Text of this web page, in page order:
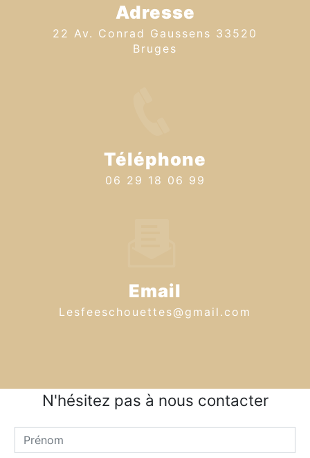
Adresse
22 Av. Conrad Gaussens 33520
Bruges
Téléphone
06 29 18 06 99
Email
lesfeeschouettes@gmail.com
N'hésitez pas à nous contacter